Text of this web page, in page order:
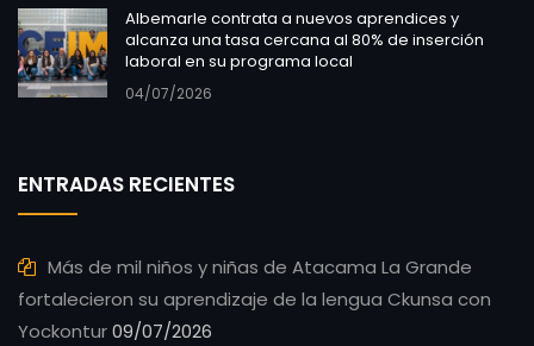
Albemarle contrata a nuevos aprendices y
alcanza una tasa cercana al 80% de inserción
laboral en su programa local
04/07/2026
ENTRADAS RECIENTES
Más de mil niños y niñas de Atacama La Grande
fortalecieron su aprendizaje de la lengua Ckunsa con
Yockontur09/07/2026